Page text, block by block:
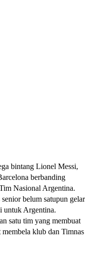
bintang Lionel Messi,
berbanding
Nasional Argentina.
belum satupun gelar
untuk Argentina.
satu tim yang membuat
membela klub dan Timnas